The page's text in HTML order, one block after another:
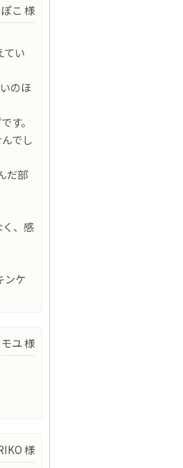
こ 様
てい
のほ
す。
でし
だ部
、感
ンケ
ユ 様
様